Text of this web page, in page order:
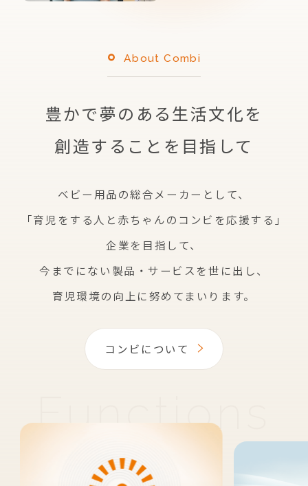
About Combi
豊かで夢のある生活文化を
創造することを目指して
ベビー用品の総合メーカーとして、
「育児をする人と赤ちゃんのコンビを応援する」
企業を 目指して、
今までにない製品・サービスを世に出し、
育児環境の向上に努めてまいります。
コンビについて